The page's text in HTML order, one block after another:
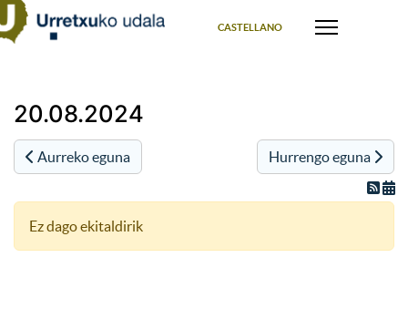
CASTELLANO
20.08.2024
Aurreko eguna Hurrengo eguna
Ez dago ekitaldirik